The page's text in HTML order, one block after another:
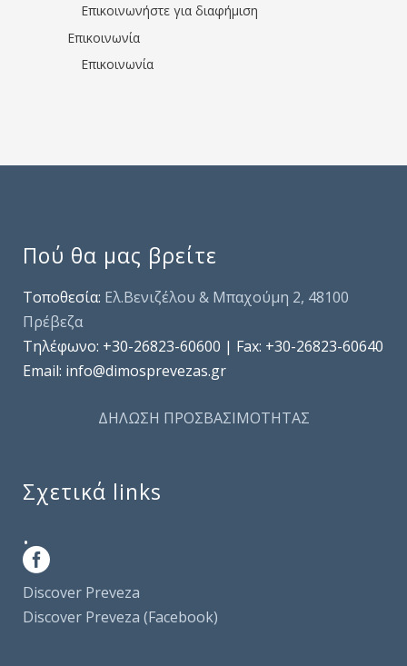
Επικοινωνήστε για διαφήμιση
Επικοινωνία
Επικοινωνία
Πού θα μας βρείτε
Τοποθεσία: Ελ.Βενιζέλου & Μπαχούμη 2, 48100
Πρέβεζα
Τηλέφωνo: +30-26823-60600 | Fax: +30-26823-60640
Email: info@dimosprevezas.gr
ΔΗΛΩΣΗ ΠΡΟΣΒΑΣΙΜΟΤΗΤΑΣ
Σχετικά links
.
Discover Preveza
Discover Preveza (Facebook)